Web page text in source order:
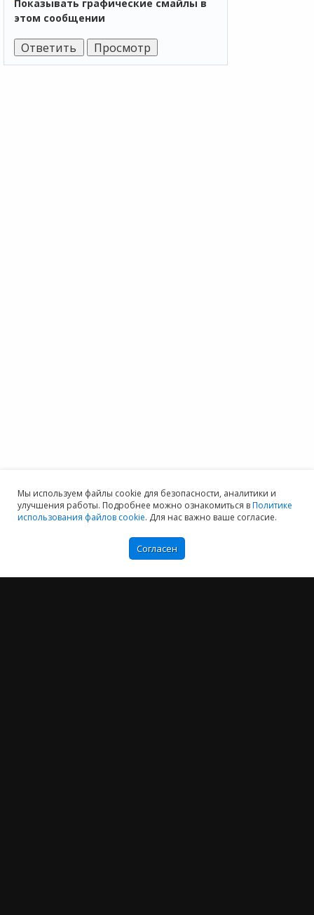
Показывать графические смайлы в
этом сообщении
Мы используем файлы cookie для безопасности, аналитики и
улучшения работы. Подробнее можно ознакомиться вПолитике
использования файлов cookie. Для нас важно ваше согласие.
Согласен